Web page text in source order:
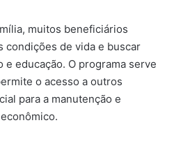
muitos beneficiários
condições de vida e buscar
educação. O programa serve
o acesso a outros
para a manutenção e